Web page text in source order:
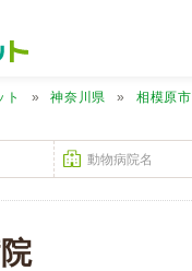
ト 神奈川県 相模原市